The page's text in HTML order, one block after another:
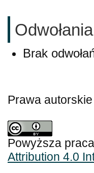
Brak
Prawa
Powyższa
Attribution 4.0